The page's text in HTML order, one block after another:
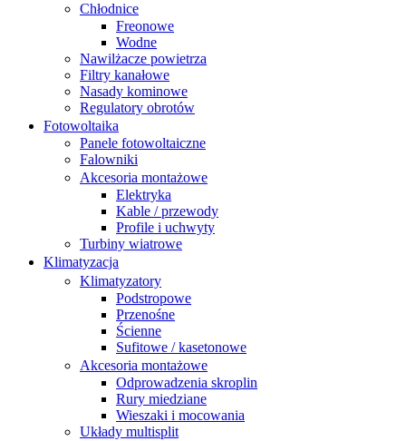
Chłodnice
Freonowe
Wodne
Nawilżacze powietrza
Filtry kanałowe
Nasady kominowe
Regulatory obrotów
Fotowoltaika
Panele fotowoltaiczne
Falowniki
Akcesoria montażowe
Elektryka
Kable / przewody
Profile i uchwyty
Turbiny wiatrowe
Klimatyzacja
Klimatyzatory
Podstropowe
Przenośne
Ścienne
Sufitowe / kasetonowe
Akcesoria montażowe
Odprowadzenia skroplin
Rury miedziane
Wieszaki i mocowania
Układy multisplit